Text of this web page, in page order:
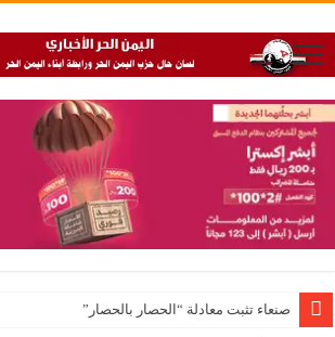
صنعاء تثبت معادلة “الحصار بالحصار”